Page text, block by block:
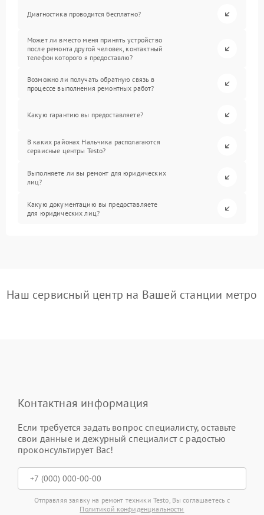
Диагностика проводится бесплатно?
Может ли вместо меня принять устройство
после ремонта другой человек, контактный
телефон которого я предоставлю?
Возможно ли получать обратную связь в
процессе выполнения ремонтных работ?
Какую гарантию вы предоставляете?
В каких районах Нальчика располагаются
сервисные центры Testo?
Выполняете ли вы ремонт для юридических
лиц?
Какую документацию вы предоставляете
для юридических лиц?
Наш сервисный центр на Вашей станции метро
Контактная информация
Если требуется задать вопрос специалисту, оставьте
свои данные и дежурный специалист с радостью
проконсультирует Вас!
Отправляя заявку на ремонт техники Testo, Вы соглашаетесь с
Политикой конфиденциальности